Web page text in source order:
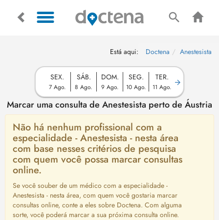
Está aqui: Doctena Anestesista
SEX.
7 Ago.
SÁB.
8 Ago.
DOM.
9 Ago.
SEG.
10 Ago.
TER.
11 Ago.
Marcar uma consulta de Anestesista perto de Áustria
Não há nenhum profissional com a
especialidade - Anestesista - nesta área
com base nesses critérios de pesquisa
com quem você possa marcar consultas
online.
Se você souber de um médico com a especialidade -
Anestesista - nesta área, com quem você gostaria marcar
consultas online, conte a eles sobre Doctena. Com alguma
sorte, você poderá marcar a sua próxima consulta online.